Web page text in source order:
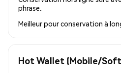
phrase.
Meilleur pourconservation à
Hot Wallet (Mobile/